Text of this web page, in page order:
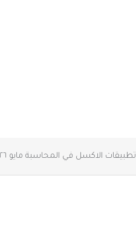
تطبيقات الاكسل في المحاسبة مايو ٢٠٢٦